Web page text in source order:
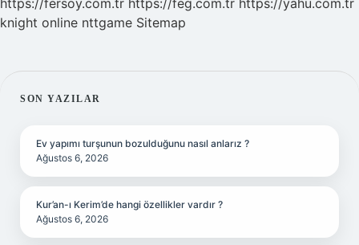
https://fersoy.com.tr https://feg.com.tr https://yahu.com.tr
knight online nttgame Sitemap
SIDEBAR
SON YAZILAR
Ev yapımı turşunun bozulduğunu nasıl anlarız ?
Ağustos 6, 2026
Kur’an-ı Kerim’de hangi özellikler vardır ?
Ağustos 6, 2026